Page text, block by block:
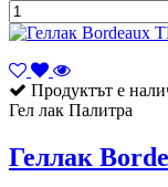
Продуктът е
Гел лак Палитра
Геллак